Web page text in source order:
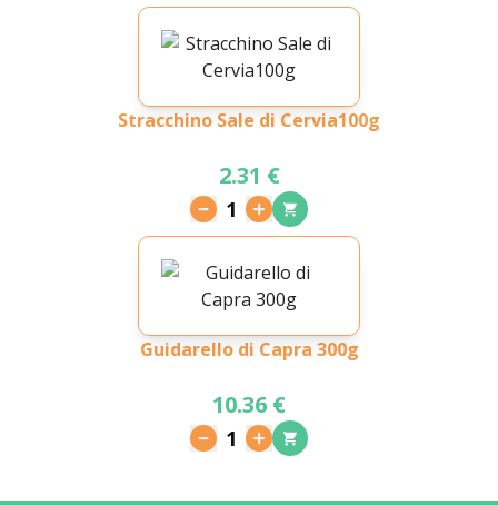
Stracchino Sale di Cervia100g
2.31 €
1
Guidarello di Capra 300g
10.36 €
1